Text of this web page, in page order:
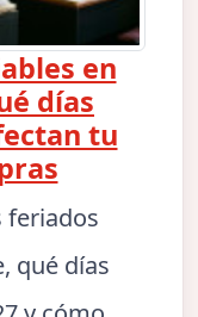
en
días
tu
feriados
qué días